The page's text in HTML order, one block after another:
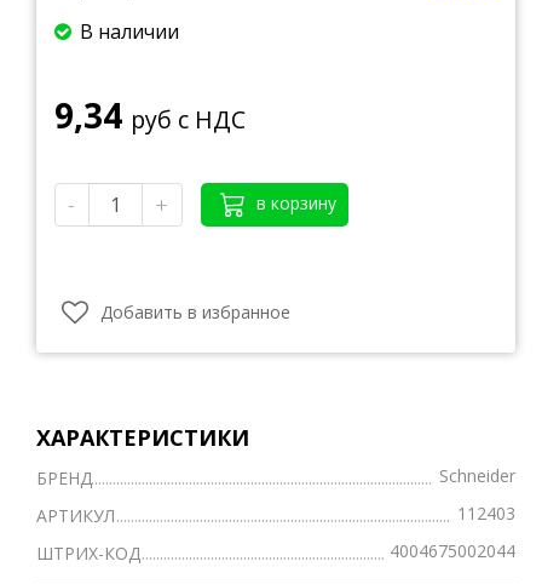
В наличии
9,34 руб с НДС
- + в корзину
Добавить в избранное
ХАРАКТЕРИСТИКИ
БРЕНД
Schneider
АРТИКУЛ
112403
ШТРИХ-КОД
4004675002044